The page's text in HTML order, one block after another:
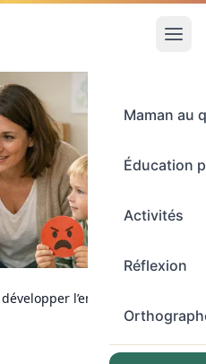
Maman au
Éducation
Activités
Réflexion
l’empathie chez